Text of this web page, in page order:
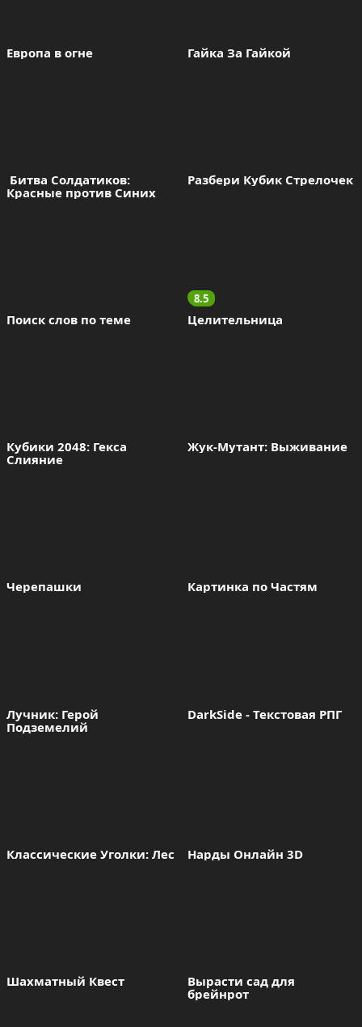
Европа в огне Гайка За Гайкой
Битва Солдатиков:
Красные против Синих
Разбери Кубик Стрелочек
Поиск слов по теме
8.5
Целительница
Кубики 2048: Гекса
Слияние
Жук-Мутант: Выживание
Картинка по Частям
Лучник: Герой
Подземелий
DarkSide - Текстовая РПГ
Классические Уголки: Лес Нарды Онлайн 3D
Шахматный Квест
Вырасти сад для
брейнрот